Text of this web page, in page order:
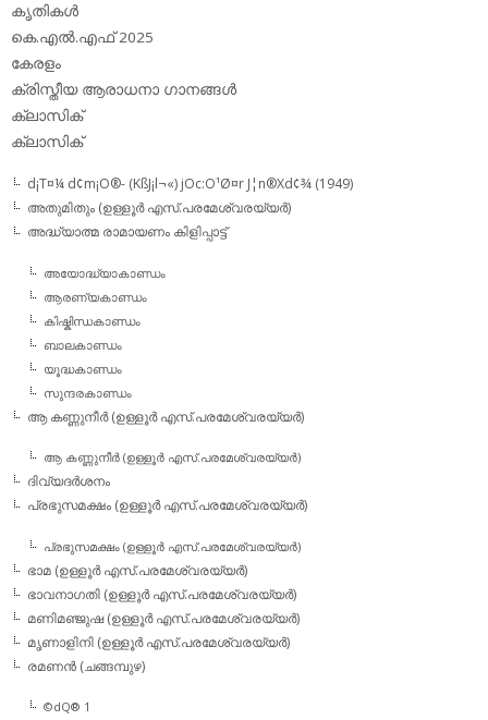
കൃതികള്‍
കെ.എല്‍.എഫ് 2025
കേരളം
ക്രിസ്തീയ ആരാധനാ ഗാനങ്ങള്‍
ക്ലാസിക്‌
ക്ലാസിക്
d¡T¤¼ d¢m¡O®- (KßJ¡l¬«) jOc:O¹Ø¤r J¦n®Xd¢¾ (1949)
അതുമിതും (ഉള്ളൂര്‍ എസ്.പരമേശ്വരയ്യര്‍)
അദ്ധ്യാത്മ രാമായണം കിളിപ്പാട്ട്‌
അയോദ്ധ്യാകാണ്ഡം
ആരണ്യകാണ്ഡം
കിഷ്കിന്ധകാണ്ഡം
ബാലകാണ്ഡം
യൂദ്ധകാണ്ഡം
സുന്ദരകാണ്ഡം
ആ കണ്ണുനീര്‍ (ഉള്ളൂര്‍ എസ്.പരമേശ്വരയ്യര്‍)
ആ കണ്ണുനീര്‍ (ഉള്ളൂര്‍ എസ്.പരമേശ്വരയ്യര്‍)
ദിവ്യദര്‍ശനം
പ്രഭുസമക്ഷം (ഉള്ളൂര്‍ എസ്.പരമേശ്വരയ്യര്‍)
പ്രഭുസമക്ഷം (ഉള്ളൂര്‍ എസ്.പരമേശ്വരയ്യര്‍)
ഭാമ (ഉള്ളൂര്‍ എസ്.പരമേശ്വരയ്യര്‍)
ഭാവനാഗതി (ഉള്ളൂര്‍ എസ്.പരമേശ്വരയ്യര്‍)
മണിമഞ്ജുഷ (ഉള്ളൂര്‍ എസ്.പരമേശ്വരയ്യര്‍)
മൃണാളിനി (ഉള്ളൂര്‍ എസ്.പരമേശ്വരയ്യര്‍)
രമണന്‍ (ചങ്ങമ്പുഴ)
©dQ® 1